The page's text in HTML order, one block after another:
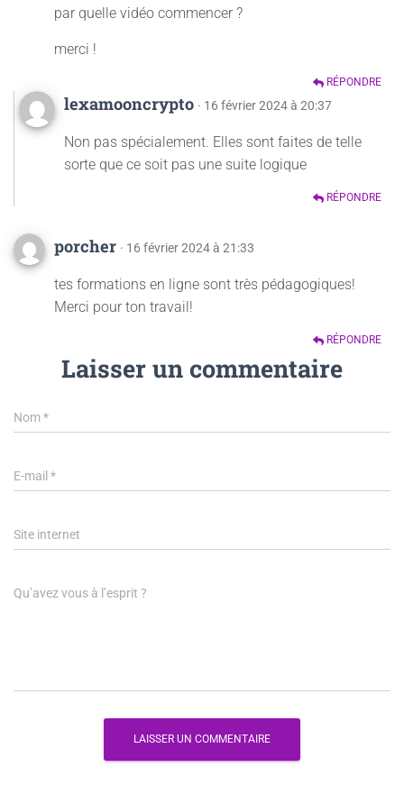
par quelle vidéo commencer ?
merci !
RÉPONDRE
lexamooncrypto · 16 février 2024 à 20:37
Non pas spécialement. Elles sont faites de telle
sorte que ce soit pas une suite logique
RÉPONDRE
porcher · 16 février 2024 à 21:33
tes formations en ligne sont très pédagogiques!
Merci pour ton travail!
RÉPONDRE
Laisser un commentaire
Nom*
E-mail *
Site internet
Qu’avez vous à l’esprit ?